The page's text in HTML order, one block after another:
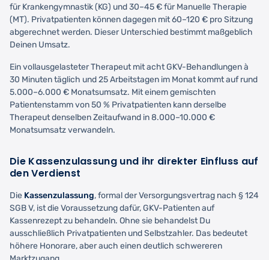
für Krankengymnastik (KG) und 30–45 € für Manuelle Therapie
(MT). Privatpatienten können dagegen mit 60–120 € pro Sitzung
abgerechnet werden. Dieser Unterschied bestimmt maßgeblich
Deinen Umsatz.
Ein vollausgelasteter Therapeut mit acht GKV-Behandlungen à
30 Minuten täglich und 25 Arbeitstagen im Monat kommt auf rund
5.000–6.000 € Monatsumsatz. Mit einem gemischten
Patientenstamm von 50 % Privatpatienten kann derselbe
Therapeut denselben Zeitaufwand in 8.000–10.000 €
Monatsumsatz verwandeln.
Die Kassenzulassung und ihr direkter Einfluss auf
den Verdienst
Die Kassenzulassung, formal der Versorgungsvertrag nach § 124
SGB V, ist die Voraussetzung dafür, GKV-Patienten auf
Kassenrezept zu behandeln. Ohne sie behandelst Du
ausschließlich Privatpatienten und Selbstzahler. Das bedeutet
höhere Honorare, aber auch einen deutlich schwereren